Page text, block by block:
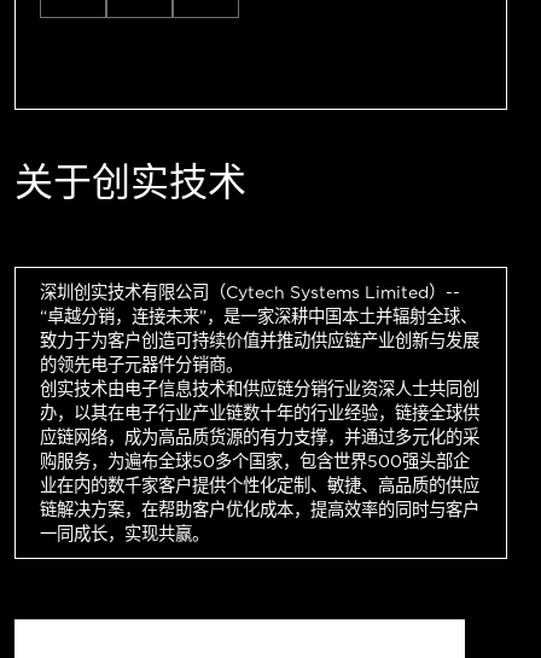
关于创实技术
深圳创实技术有限公司（Cytech Systems Limited）--
“卓越分销，连接未来”，是一家深耕中国本土并辐射全球、
致力于为客户创造可持续价值并推动供应链产业创新与发展
的领先电子元器件分销商。
创实技术由电子信息技术和供应链分销行业资深人士共同创
办，以其在电子行业产业链数十年的行业经验，链接全球供
应链网络，成为高品质货源的有力支撑，并通过多元化的采
购服务，为遍布全球50多个国家，包含世界500强头部企
业在内的数千家客户提供个性化定制、敏捷、高品质的供应
链解决方案，在帮助客户优化成本，提高效率的同时与客户
一同成长，实现共赢。